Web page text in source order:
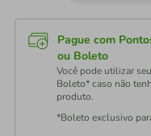
Pague com
ou Boleto
Você pode utilizar
Boleto* caso não
produto.
*Boleto exclusivo